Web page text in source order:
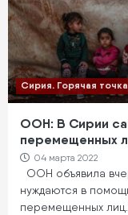
Сирия. Горячая
ООН: В Сирии
перемещенных
04 марта 2022
ООН объявила
нуждаются в
перемещенных